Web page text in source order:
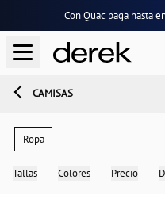
Con Quac paga hasta
CAMISAS
Ropa
Tallas Colores Precio